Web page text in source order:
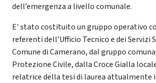
dell’emergenza a livello comunale.
E' stato costituito un gruppo operativo
referenti dell’Ufficio Tecnico e dei Servizi
Comune di Camerano, dal gruppo
Protezione Civile, dalla Croce Gialla
relatrice della tesi di laurea attualmente